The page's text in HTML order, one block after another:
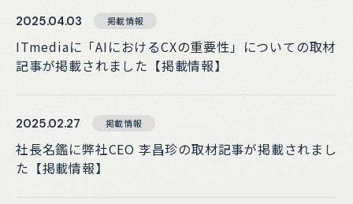
2025.04.03 掲載情報
ITmediaに「AIにおけるCXの重要性」についての取材
記事が掲載されました【掲載情報】
2025.02.27 掲載情報
社長名鑑に弊社CEO 李昌珍の取材記事が掲載されまし
た【掲載情報】